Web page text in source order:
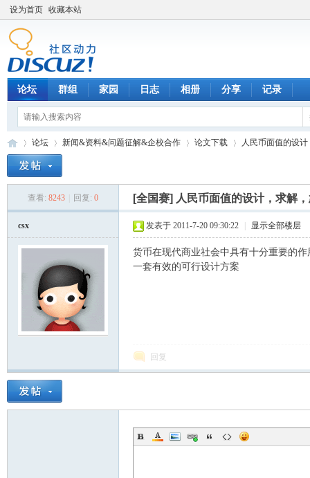
设为首页 收藏本站
论坛 群组 家园 日志 相册 分享 记录
论坛
›
新闻&资料&问题征解&企校合作
›
论文下载
›
人民币面值的设
查看: 8243 回复: 0 [全国赛] 人民币面值的设计，求解
csx 发表于 2011-7-20 09:30:22 显示全部楼层
货币在现代商业社会中具有十分重要的
一套有效的可行设计方案
回复